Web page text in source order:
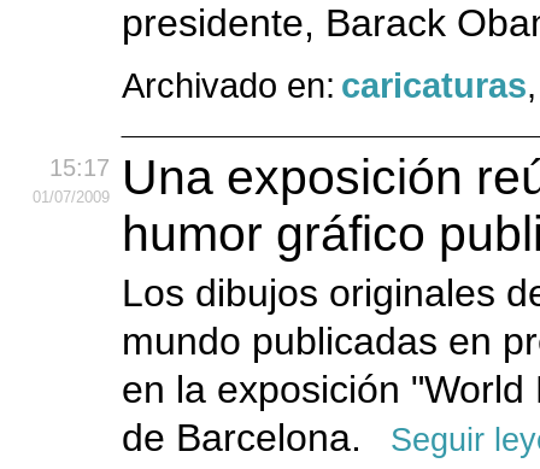
presidente, Barack
Archivado en: caricaturas
15:17
01/07/2009
Una exposición
humor gráfico
Los dibujos originales
mundo publicadas en
en la exposición
de Barcelona.
Seguir